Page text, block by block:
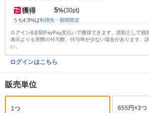
獲得 5%(30pt)
うち4.5%は利用先・期間限定
ログイン&全額PayPay支払いで獲得できます。原則として税
表示よりも実際の付与数、付与率が少ない場合があります。
い。
ログインはこちら
販売単位
1つ
655円×3つ